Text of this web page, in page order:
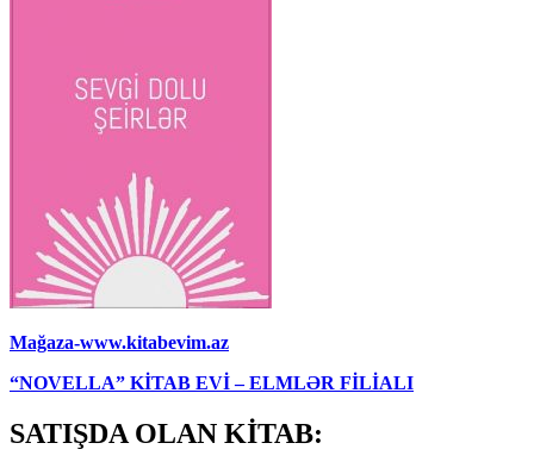
Mağaza-www.kitabevim.az
“NOVELLA” KİTAB EVİ – ELMLƏR FİLİALI
SATIŞDA OLAN KİTAB: